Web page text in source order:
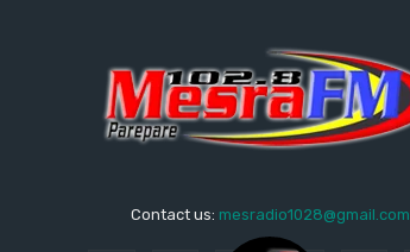
Contact us: mesradio1028@gmail.com